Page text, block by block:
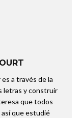
a través de la
letras y construir
que todos
así que estudié